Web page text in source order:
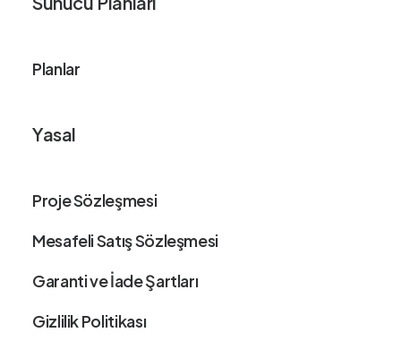
Planlar
Yasal
Proje Sözleşmesi
Mesafeli Satış Sözleşmesi
Garanti ve İade Şartları
Gizlilik Politikası